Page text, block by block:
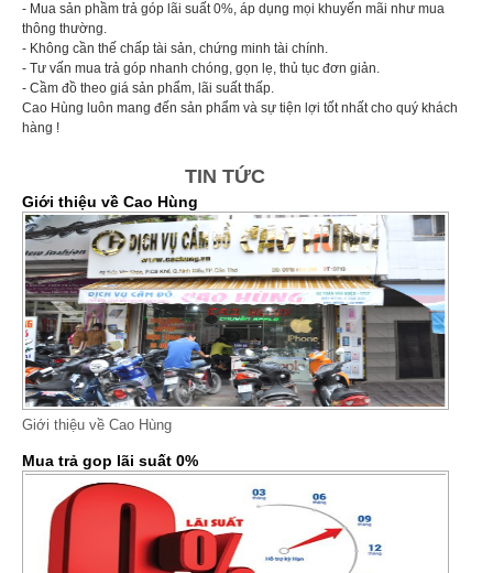
- Mua sản phầm trả góp lãi suất 0%, áp dụng mọi khuyến mãi như mua
thông thường.
- Không cần thế chấp tài sản, chứng minh tài chính.
- Tư vấn mua trả góp nhanh chóng, gọn lẹ, thủ tục đơn giản.
- Cầm đồ theo giá sản phẩm, lãi suất thấp.
Cao Hùng luôn mang đến sản phẩm và sự tiện lợi tốt nhất cho quý khách
hàng !
TIN TỨC
Giới thiệu về Cao Hùng
Giới thiệu về Cao Hùng
Mua trả gop lãi suất 0%